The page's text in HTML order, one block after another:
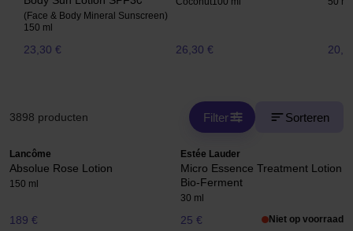
(Face & Body Mineral Sunscreen)
150 ml
23,30 € 26,30 €
3898 producten Filter Sorteren
Lancôme
Absolue Rose Lotion
150 ml
189 €
Estée Lauder
Micro Essence Treatment Lotion
Bio-Ferment
30 ml
25 € Niet op voorraad